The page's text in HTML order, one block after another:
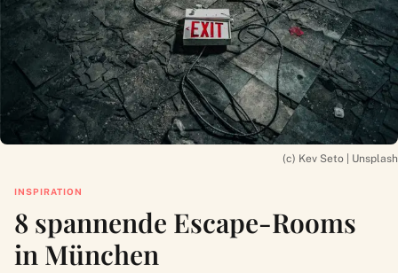
(c) Kev Seto | Unsplash
INSPIRATION
8 spannende Escape-Rooms
in München